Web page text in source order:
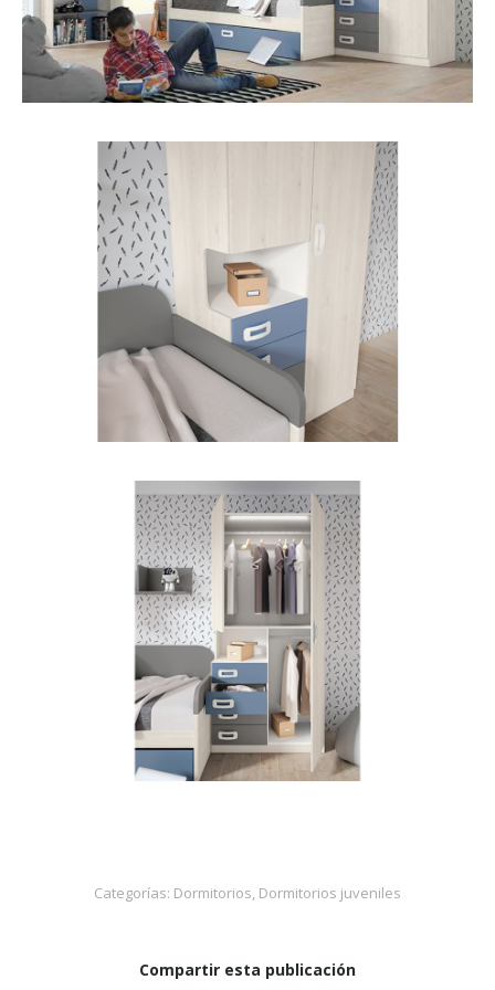
Categorías: Dormitorios, Dormitorios juveniles
Compartir esta publicación